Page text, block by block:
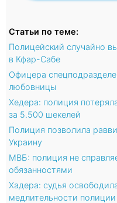
Статьи по теме:
Полицейский случайно
в Кфар-Сабе
Офицера
любовницы
Хедера: полиция
за 5.500 шекелей
Полиция позволила
Украину
МВБ: полиция не
обязанностями
Хадера: cудья
медлительности полиции